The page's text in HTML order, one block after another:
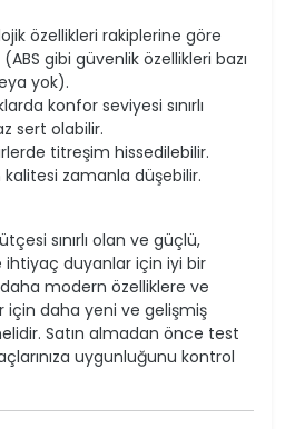
özellikleri rakiplerine göre
gibi güvenlik özellikleri bazı
yok).
konfor seviyesi sınırlı
sert olabilir.
titreşim hissedilebilir.
kalitesi zamanla düşebilir.
sınırlı olan ve güçlü,
duyanlar için iyi bir
modern özelliklere ve
için daha yeni ve gelişmiş
Satın almadan önce test
uygunluğunu kontrol